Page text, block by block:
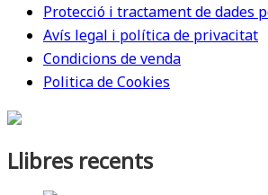
Protecció i tractament de dades
Avís legal i política de privacitat
Condicions de venda
Politica de Cookies
Llibres recents